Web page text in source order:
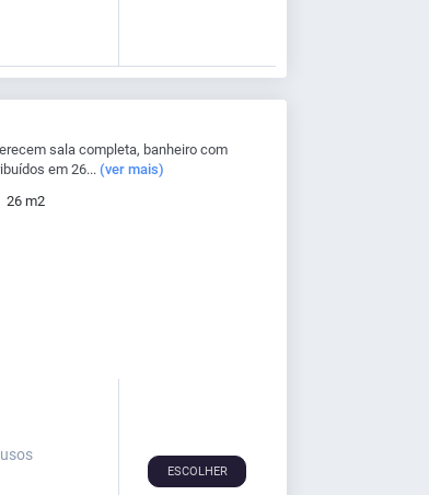
sala completa, banheiro com
em 26... (ver mais)
26 m2
ESCOLHER